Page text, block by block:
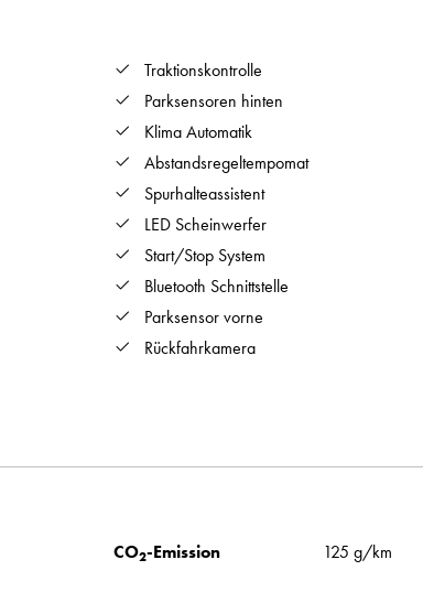
Traktionskontrolle
Parksensoren hinten
Klima Automatik
Abstandsregeltempomat
Spurhalteassistent
LED Scheinwerfer
Start/Stop System
Bluetooth Schnittstelle
Parksensor vorne
Rückfahrkamera
CO2-Emission 125 g/km